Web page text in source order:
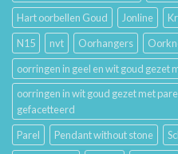
Hart oorbellen Goud
Jonline
N15
nvt Oorhangers
oorringen in geel en wit goud gezet
oorringen in wit goud gezet met
gefacetteerd
Parel
Pendant without stone